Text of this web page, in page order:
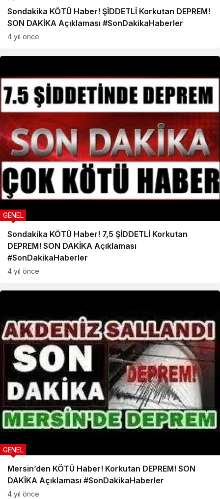
Sondakika KÖTÜ Haber! ŞİDDETLİ Korkutan DEPREM!
SON DAKİKA Açıklaması #SonDakikaHaberler
4 yıl önce
Sondakika KÖTÜ Haber! 7,5 ŞİDDETLİ Korkutan
DEPREM! SON DAKİKA Açıklaması
#SonDakikaHaberler
GENEL
4 yıl önce
Mersin’den KÖTÜ Haber! Korkutan DEPREM! SON
DAKİKA Açıklaması #SonDakikaHaberler
GENEL
4 yıl önce